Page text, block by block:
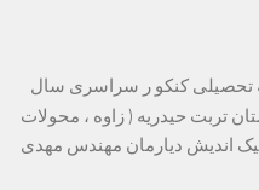
تحصیلی کنکو ر سراسری سال
تربت حیدریه ( زاوه ، محولات
اندیش دیارمان مهندس مهدی